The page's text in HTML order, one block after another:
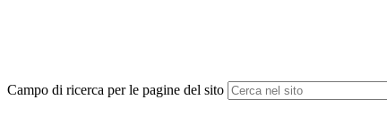
Campo di ricerca per le pagine del sito